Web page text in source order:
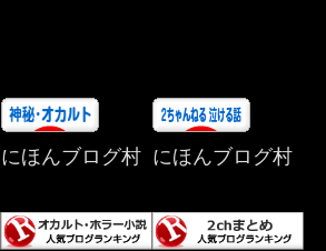
にほんブログ村 にほんブログ村